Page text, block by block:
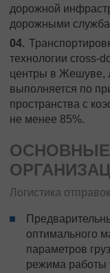
дорожной
дорожными
технологии cross-
центры в Жешуве,
выполняется по
пространства с
не менее 85%.
Логистика
оптимального
параметров
режима работы